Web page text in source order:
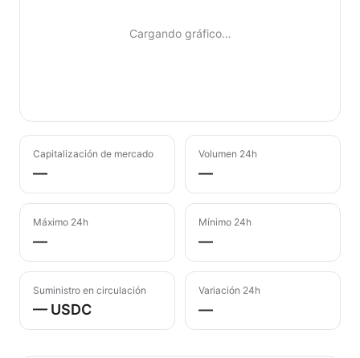
Cargando gráfico…
Capitalización de mercado
—
Volumen 24h
—
Máximo 24h
—
Mínimo 24h
—
Suministro en circulación
— USDC
Variación 24h
—